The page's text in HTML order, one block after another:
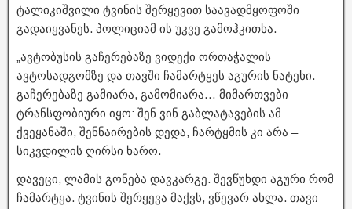
ტალიკიშვილი ტვინის შერყევით საავადმყოფოში
გადაიყვანეს. პოლიციამ ის უკვე გამოჰკითხა.
„ავტობუსის გაჩერებაზე ვიდექი ორთაჭალის
ავტოსადგომზე და თავში ჩამარტყეს აგურის ნატეხი.
გაჩერებაზე გამიარა, გამომიარა… მიმართვები
ტრანსფობიური იყო: შენ ვინ გაბლატავების ამ
ქვეყანაში, შენნაირების დედა, ჩარტყმის კი არა –
სიკვდილის ღირსი ხარო.
დავეცი, ლამის გონება დავკარგე. შევწუხდი აგური რომ
ჩამარტყა. ტვინის შერყევა მაქვს, ვწევარ ახლა. თავი